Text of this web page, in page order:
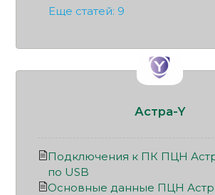
Еще статей: 9
Астра-Y
Подключения к ПК ПЦН
по USB
Основные данные ПЦН